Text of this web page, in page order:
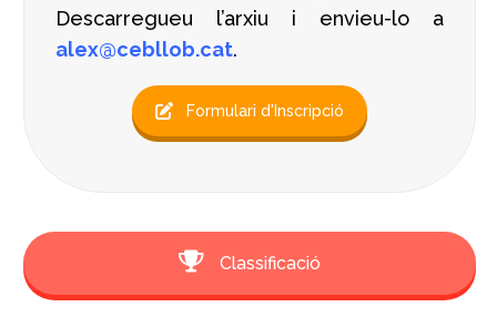
Descarregueu l’arxiu i envieu-lo a
alex@cebllob.cat.
Formulari d'Inscripció
Classificació